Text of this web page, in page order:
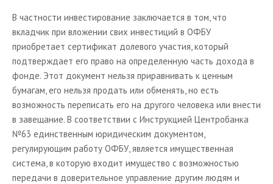
В частности инвестирование заключается в том, что
вкладчик при вложении свих инвестиций в ОФБУ
приобретает сертификат долевого участия, который
подтверждает его право на определенную часть дохода в
фонде. Этот документ нельзя приравнивать к ценным
бумагам, его нельзя продать или обменять, но есть
возможность переписать его на другого человека или внести
в завещание. В соответствии с Инструкцией Центробанка
№63 единственным юридическим документом,
регулирующим работу ОФБУ, является имущественная
система, в которую входит имущество с возможностью
передачи в доверительное управление другим людям и